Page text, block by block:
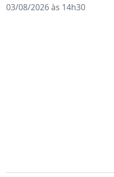
03/08/2026 às 14h30